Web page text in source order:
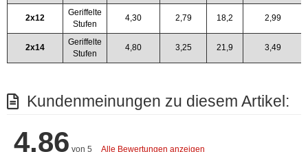
2x12
Geriffelte
Stufen
4,30 2,79 18,2 2,99
2x14
Geriffelte
Stufen
4,80 3,25 21,9 3,49
Kundenmeinungen zu diesem Artikel:
4,86 von 5 Alle Bewertungen anzeigen